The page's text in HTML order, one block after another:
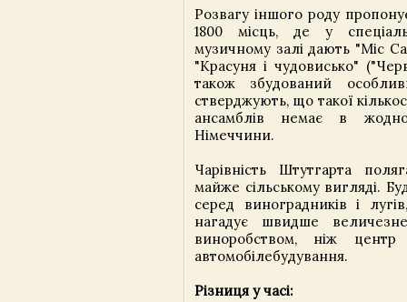
Розвагу іншого роду
1800 місць, де у
музичному залі дають "Міс
"Красуня і чудовисько"
також збудований
стверджують, що такої
ансамблів немає в
Німеччини.
Чарівність Штутгарта
майже сільському вигляді.
серед виноградників і
нагадує швидше
виноробством, ніж центр
автомобілебудування.
Різниця у часі: